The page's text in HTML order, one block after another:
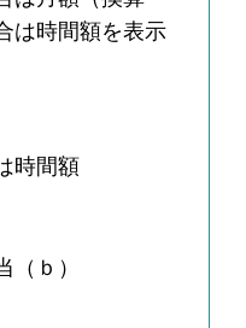
は時間額を表示
時間額
（ｂ）